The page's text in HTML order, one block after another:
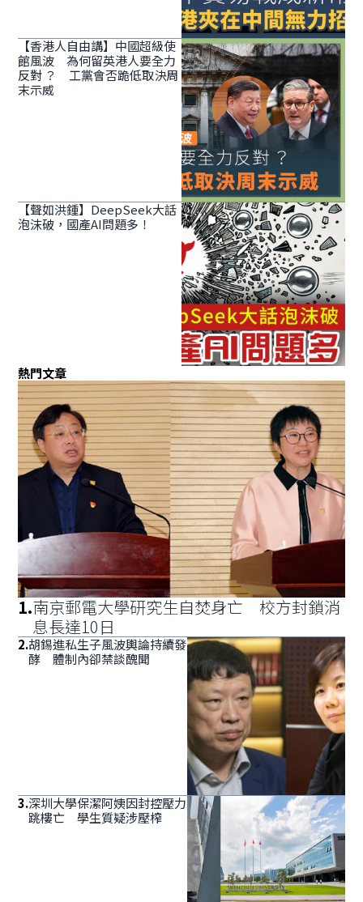
【香港人自由講】中國超級使
館風波 為何留英港人要全力
反對 ？ 工黨會否跪低取決周
末示威
【聲如洪鍾】DeepSeek大話
泡沫破，國產AI問題多！
熱門文章
1.南京郵電大學研究生自焚身亡 校方封鎖消
息長達10日
2.胡錫進私生子風波輿論持續發
酵 體制內卻禁談醜聞
3.深圳大學保潔阿姨因封控壓力
跳樓亡 學生質疑涉壓榨